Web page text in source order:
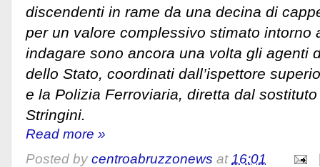
discendenti in rame da una decina di
per un valore complessivo stimato intorno
indagare sono ancora una volta gli agenti
dello Stato, coordinati dall’ispettore
e la Polizia Ferroviaria, diretta dal
Stringini.
Read more »
Posted by centroabruzzonews at16:01